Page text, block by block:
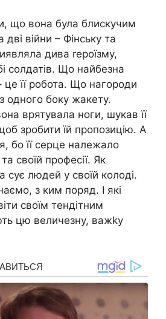
що вона була блискучим
війни – Фінську та
дива rероїзму,
солдатів. Що найбезна
це її робота. Що нагороди
одного боку жакету.
врятувала ноги, шукав її
зробити їй пропозицію. А
бо її серце належало
своїй професії. Як
сує людей у своїй колоді.
з ким поряд. І які
своїм тендітним
цю величезну, важkу